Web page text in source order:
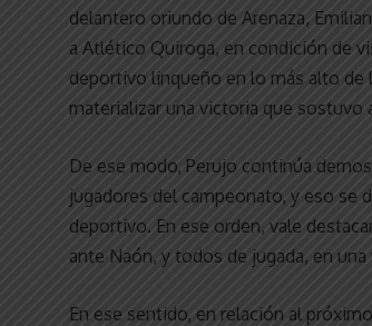
delantero oriundo de Arenaza,
a Atlético Quiroga, en condición de
deportivo linqueño en lo más alto de
materializar una victoria que sostuvo
De ese modo, Perujo continúa
jugadores del campeonato, y eso se
deportivo. En ese orden, vale
ante Naón, y todos de jugada, en
En ese sentido, en relación al